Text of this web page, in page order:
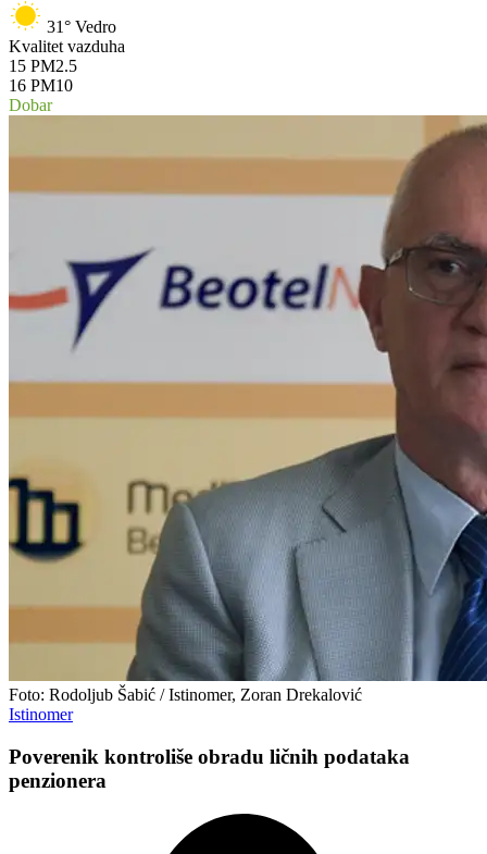
31° Vedro
Kvalitet vazduha
15 PM2.5
16 PM10
Dobar
Foto: Rodoljub Šabić / Istinomer, Zoran Drekalović
Istinomer
Poverenik kontroliše obradu ličnih podataka
penzionera